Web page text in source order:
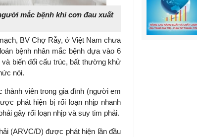
mắc bệnh khi cơn đau xuất
BV Chợ Rẫy, ở Việt Nam chưa
bệnh nhân mắc bệnh dựa vào 6
biến đổi cấu trúc, bất thường khử
nói.
viên trong gia đình (người em
phát hiện bị rối loạn nhịp nhanh
gây rối loạn nhịp và suy tim phải.
(ARVC/D) được phát hiện lần đầu